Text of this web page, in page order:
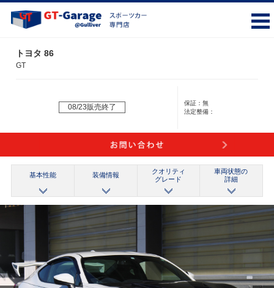
トヨタ 86
GT
08/23販売終了 保証：無
法定整備：
基本性能 装備情報
クオリティ
グレード
車両状態の
詳細